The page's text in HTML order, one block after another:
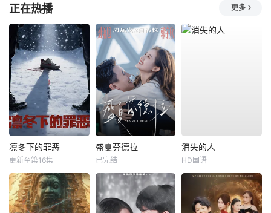
正在热播 更多
凛冬下的罪恶
更新至第16集
盛夏芬德拉
已完结
消失的人
HD国语